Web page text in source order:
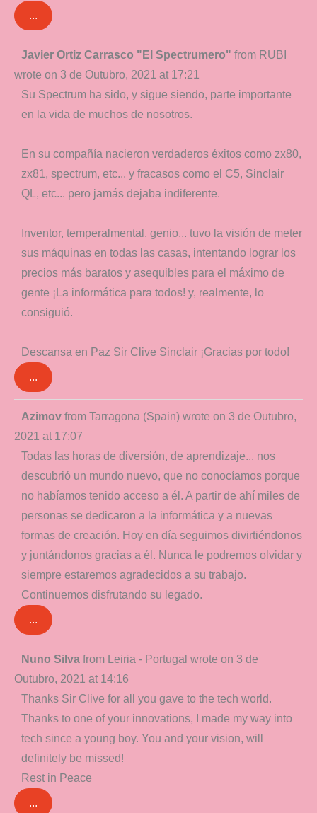
...
Javier Ortiz Carrasco "El Spectrumero" from RUBI
wrote on 3 de Outubro, 2021 at 17:21
Su Spectrum ha sido, y sigue siendo, parte importante
en la vida de muchos de nosotros.
En su compañía nacieron verdaderos éxitos como zx80,
zx81, spectrum, etc... y fracasos como el C5, Sinclair
QL, etc... pero jamás dejaba indiferente.
Inventor, temperalmental, genio... tuvo la visión de meter
sus máquinas en todas las casas, intentando lograr los
precios más baratos y asequibles para el máximo de
gente ¡La informática para todos! y, realmente, lo
consiguió.
Descansa en Paz Sir Clive Sinclair ¡Gracias por todo!
...
Toggle
metabox.
Azimov from Tarragona (Spain) wrote on 3 de Outubro,
2021 at 17:07
Todas las horas de diversión, de aprendizaje... nos
descubrió un mundo nuevo, que no conocíamos porque
no habíamos tenido acceso a él. A partir de ahí miles de
personas se dedicaron a la informática y a nuevas
formas de creación. Hoy en día seguimos divirtiéndonos
y juntándonos gracias a él. Nunca le podremos olvidar y
siempre estaremos agradecidos a su trabajo.
Continuemos disfrutando su legado.
...
Toggle
this
metabox.
Nuno Silva from Leiria - Portugal wrote on 3 de
Outubro, 2021 at 14:16
Thanks Sir Clive for all you gave to the tech world.
Thanks to one of your innovations, I made my way into
tech since a young boy. You and your vision, will
definitely be missed!
Rest in Peace
...
Toggle
this
metabox.